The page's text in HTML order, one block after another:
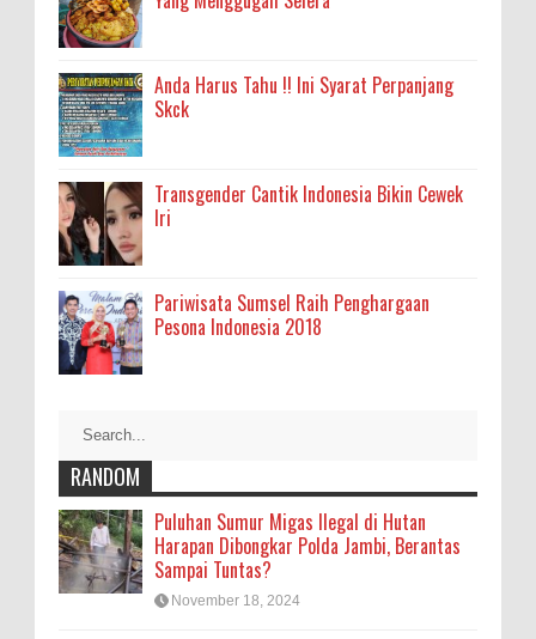
Anda Harus Tahu !! Ini Syarat Perpanjang
Skck
Transgender Cantik Indonesia Bikin Cewek
Iri
Pariwisata Sumsel Raih Penghargaan
Pesona Indonesia 2018
RANDOM
Puluhan Sumur Migas Ilegal di Hutan
Harapan Dibongkar Polda Jambi, Berantas
Sampai Tuntas?
November 18, 2024